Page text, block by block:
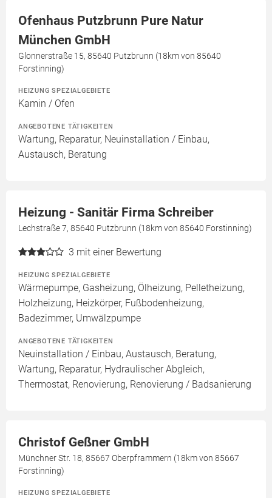
Ofenhaus Putzbrunn Pure Natur
München GmbH
Glonnerstraße 15, 85640 Putzbrunn (18km von 85640
Forstinning)
HEIZUNG SPEZIALGEBIETE
Kamin / Ofen
ANGEBOTENE TÄTIGKEITEN
Wartung, Reparatur, Neuinstallation / Einbau,
Austausch, Beratung
Heizung - Sanitär Firma Schreiber
Lechstraße 7, 85640 Putzbrunn (18km von 85640 Forstinning)
3 mit einer Bewertung
HEIZUNG SPEZIALGEBIETE
Wärmepumpe, Gasheizung, Ölheizung, Pelletheizung,
Holzheizung, Heizkörper, Fußbodenheizung,
Badezimmer, Umwälzpumpe
ANGEBOTENE TÄTIGKEITEN
Neuinstallation / Einbau, Austausch, Beratung,
Wartung, Reparatur, Hydraulischer Abgleich,
Thermostat, Renovierung, Renovierung / Badsanierung
Christof Geßner GmbH
Münchner Str. 18, 85667 Oberpframmern (18km von 85667
Forstinning)
HEIZUNG SPEZIALGEBIETE